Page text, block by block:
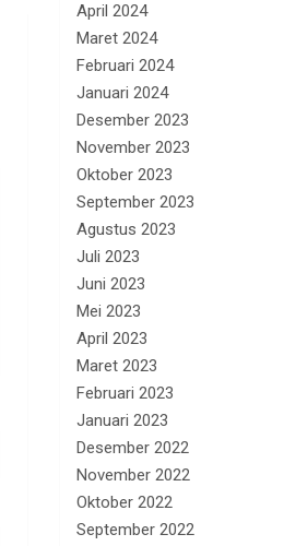
April 2024
Maret 2024
Februari 2024
Januari 2024
Desember 2023
November 2023
Oktober 2023
September 2023
Agustus 2023
Juli 2023
Juni 2023
Mei 2023
April 2023
Maret 2023
Februari 2023
Januari 2023
Desember 2022
November 2022
Oktober 2022
September 2022